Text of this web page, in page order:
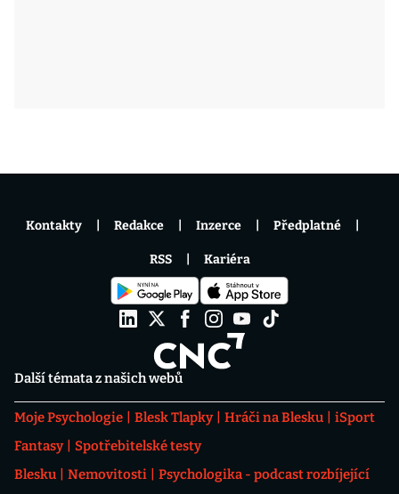
Další témata z našich webů
Moje Psychologie Blesk Tlapky Hráči na Blesku
iSport
Fantasy
Spotřebitelské testy
Blesku
Nemovitosti
Psychologika - podcast rozbíjející
Kontakty Redakce Inzerce Předplatné
RSS Kariéra